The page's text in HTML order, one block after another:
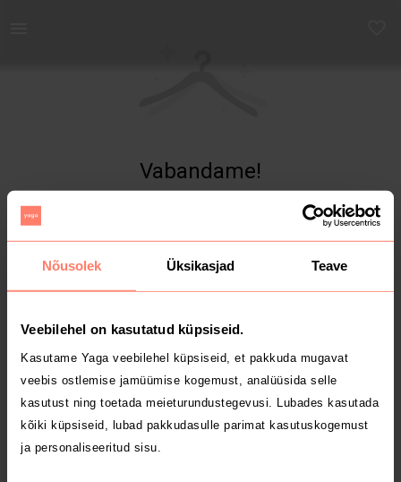
Nõusolek Üksikasjad Teave
Veebilehel on kasutatud küpsiseid.
Kasutame Yaga veebilehel küpsiseid, et pakkuda mugavat
veebis ostlemise jamüümise kogemust, analüüsida selle
kasutust ning toetada meieturundustegevusi. Lubades kasutada
kõiki küpsiseid, lubad pakkudasulle parimat kasutuskogemust
ja personaliseeritud sisu.
Vabandame!